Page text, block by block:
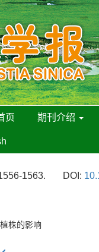
页 期刊介绍
1563. DOI:
株的影响